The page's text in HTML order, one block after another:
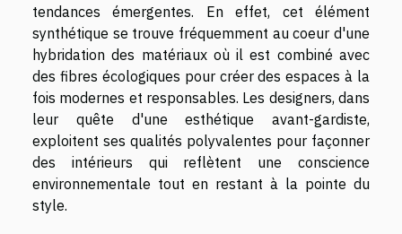
tendances émergentes. En effet, cet élément
synthétique se trouve fréquemment au coeur d'une
hybridation des matériaux où il est combiné avec
des fibres écologiques pour créer des espaces à la
fois modernes et responsables. Les designers, dans
leur quête d'une esthétique avant-gardiste,
exploitent ses qualités polyvalentes pour façonner
des intérieurs qui reflètent une conscience
environnementale tout en restant à la pointe du
style.